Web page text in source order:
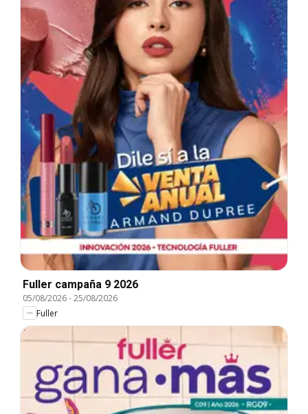
Fuller campaña 9 2026
05/08/2026-25/08/2026
Fuller